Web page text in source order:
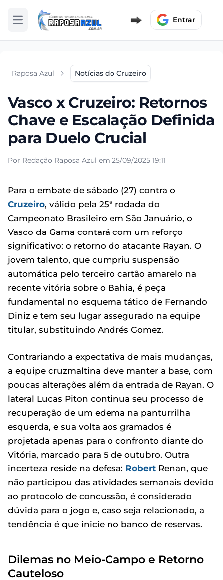
Abrir menu Entrar
Raposa Azul Notícias do Cruzeiro
Vasco x Cruzeiro: Retornos
Chave e Escalação Definida
para Duelo Crucial
Por Redação Raposa Azul em 25/09/2025 19:11
Para o embate de sábado (27) contra o
Cruzeiro, válido pela 25ª rodada do
Campeonato Brasileiro em São Januário, o
Vasco da Gama contará com um reforço
significativo: o retorno do atacante Rayan. O
jovem talento, que cumpriu suspensão
automática pelo terceiro cartão amarelo na
recente vitória sobre o Bahia, é peça
fundamental no esquema tático de Fernando
Diniz e tem seu lugar assegurado na equipe
titular, substituindo Andrés Gomez.
Contrariando a expectativa de mais mudanças,
a equipe cruzmaltina deve manter a base, com
poucas alterações além da entrada de Rayan. O
lateral Lucas Piton continua seu processo de
recuperação de um edema na panturrilha
esquerda, e sua volta aos gramados é
projetada apenas para o confronto diante do
Vitória, marcado para 5 de outubro. Outra
incerteza reside na defesa: Robert Renan, que
não participou das atividades semanais devido
ao protocolo de concussão, é considerado
dúvida para o jogo e, caso seja relacionado, a
tendência é que inicie no banco de reservas.
Dilemas no Meio-Campo e Retorno
Cauteloso